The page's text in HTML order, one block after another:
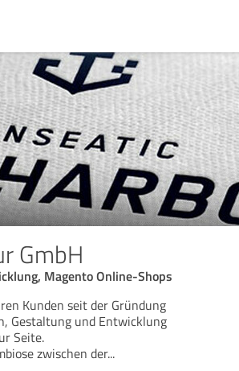
GmbH
Magento Online-Shops
Kunden seit der Gründung
Gestaltung und Entwicklung
Seite.
zwischen der...